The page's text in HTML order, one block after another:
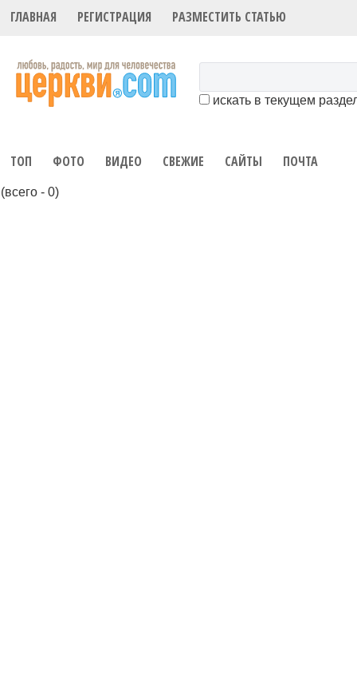
ГЛАВНАЯ РЕГИСТРАЦИЯ РАЗМЕСТИТЬ СТАТЬЮ
искать в текущем
ТОП ФОТО ВИДЕО СВЕЖИЕ САЙТЫ ПОЧТА
(всего - 0)